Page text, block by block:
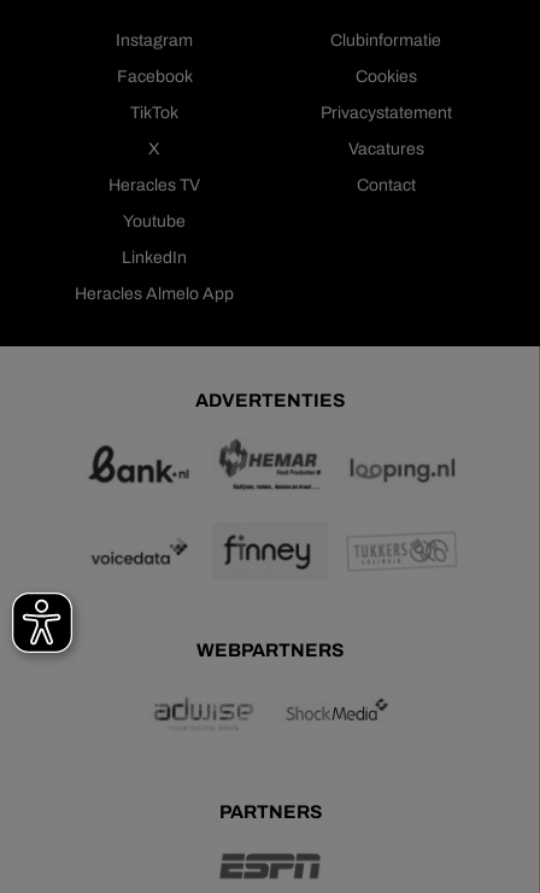
Instagram
Facebook
TikTok
X
Heracles TV
Youtube
LinkedIn
Heracles Almelo App
Clubinformatie
Cookies
Privacystatement
Vacatures
Contact
ADVERTENTIES
WEBPARTNERS
PARTNERS